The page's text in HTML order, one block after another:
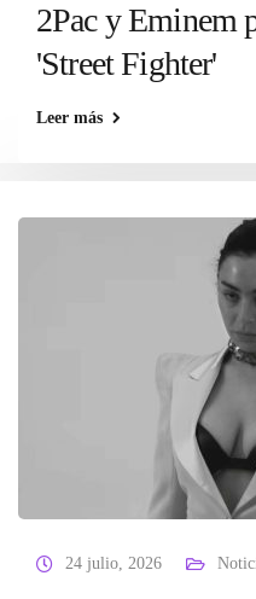
2Pac y Eminem
'Street Fighter'
Leer más
24 julio, 2026